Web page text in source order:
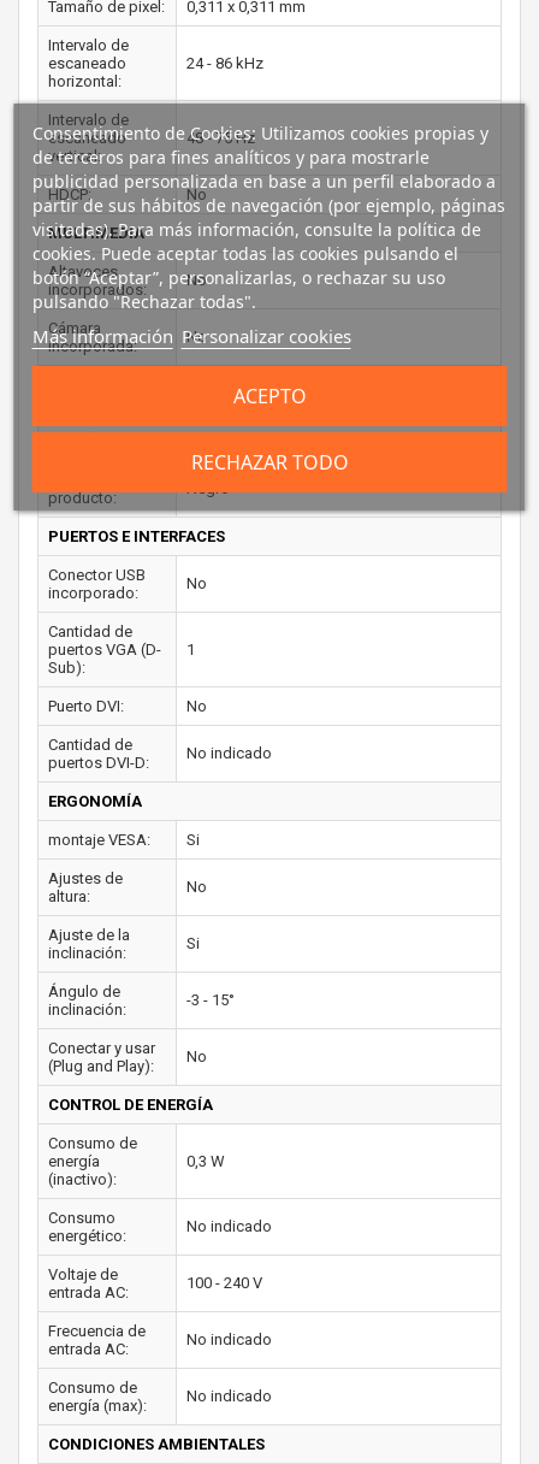
Tamaño de pixel: 0,311 x 0,311 mm
Intervalo de
escaneado
horizontal:
24 - 86 kHz
Intervalo de
escaneado
vertical:
48 - 75 Hz
HDCP: No
MULTIMEDIA
Altavoces
incorporados:
No
Cámara
incorporada:
No
producto:
PUERTOS E INTERFACES
Conector USB
incorporado:
No
Cantidad de
puertos VGA (D-
Sub):
1
Puerto DVI: No
Cantidad de
puertos DVI-D:
No indicado
ERGONOMÍA
montaje VESA: Si
Ajustes de
altura:
No
Ajuste de la
inclinación:
Si
Ángulo de
inclinación:
-3 - 15°
Conectar y usar
(Plug and Play):
No
CONTROL DE ENERGÍA
Consumo de
energía
(inactivo):
0,3 W
Consumo
energético:
No indicado
Voltaje de
entrada AC:
100 - 240 V
Frecuencia de
entrada AC:
No indicado
Consumo de
energía (max):
No indicado
CONDICIONES AMBIENTALES
Consentimiento de Cookies: Utilizamos cookies propias y
de terceros para fines analíticos y para mostrarle
publicidad personalizada en base a un perfil elaborado a
partir de sus hábitos de navegación (por ejemplo, páginas
visitadas). Para más información, consulte la política de
cookies. Puede aceptar todas las cookies pulsando el
botón “Aceptar”, personalizarlas, o rechazar su uso
pulsando "Rechazar todas".
Más información Personalizar cookies
RECHAZAR TODO
ACEPTO